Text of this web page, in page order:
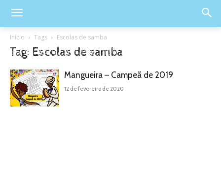
Início Tags Escolas de samba
Tag: Escolas de samba
Mangueira – Campeã de 2019
12 de fevereiro de 2020